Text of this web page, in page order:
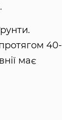
40-
має